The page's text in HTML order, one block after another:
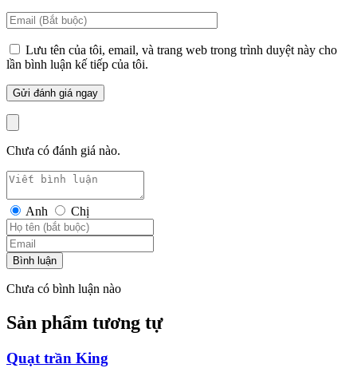
mẫu quạt trần đèn chùm đẹp
Lưu tên của tôi, email, và trang web trong trình duyệt này cho
lần bình luận kế tiếp của tôi.
Chưa có đánh giá nào.
Anh Chị
Bình luận
Chưa có bình luận nào
Sản phẩm tương tự
Quạt trần King